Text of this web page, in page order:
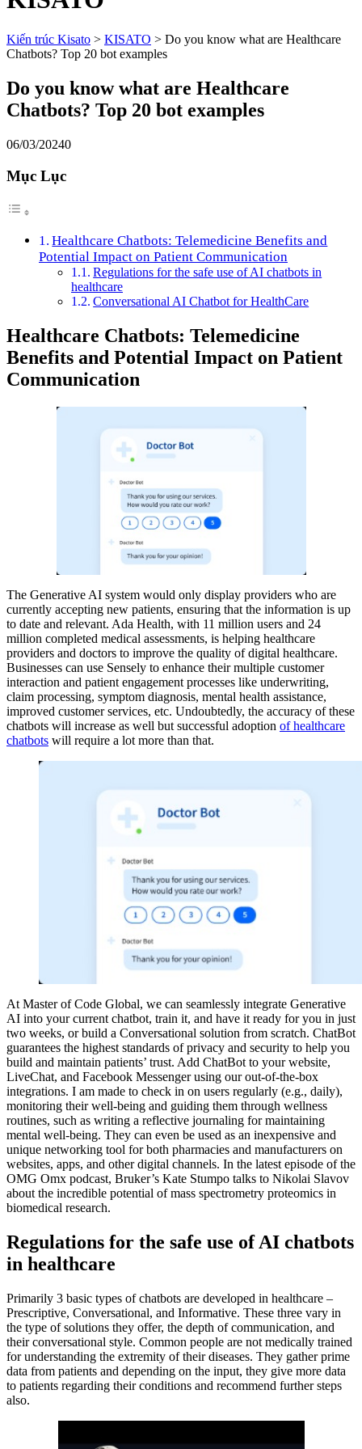
Kiến trúc Kisato > KISATO > Do you know what are Healthcare
Chatbots? Top 20 bot examples
Do you know what are Healthcare
Chatbots? Top 20 bot examples
06/03/20240
Mục Lục
Healthcare Chatbots: Telemedicine Benefits and
Potential Impact on Patient Communication
Regulations for the safe use of AI chatbots in
healthcare
Conversational AI Chatbot for HealthCare
Healthcare Chatbots: Telemedicine
Benefits and Potential Impact on Patient
Communication
The Generative AI system would only display providers who are
currently accepting new patients, ensuring that the information is up
to date and relevant. Ada Health, with 11 million users and 24
million completed medical assessments, is helping healthcare
providers and doctors to improve the quality of digital healthcare.
Businesses can use Sensely to enhance their multiple customer
interaction and patient engagement processes like underwriting,
claim processing, symptom diagnosis, mental health assistance,
improved customer services, etc. Undoubtedly, the accuracy of these
chatbots will increase as well but successful adoption of healthcare
chatbots will require a lot more than that.
At Master of Code Global, we can seamlessly integrate Generative
AI into your current chatbot, train it, and have it ready for you in just
two weeks, or build a Conversational solution from scratch. ChatBot
guarantees the highest standards of privacy and security to help you
build and maintain patients’ trust. Add ChatBot to your website,
LiveChat, and Facebook Messenger using our out-of-the-box
integrations. I am made to check in on users regularly (e.g., daily),
monitoring their well-being and guiding them through wellness
routines, such as writing a reflective journaling for maintaining
mental well-being. They can even be used as an inexpensive and
unique networking tool for both pharmacies and manufacturers on
websites, apps, and other digital channels. In the latest episode of the
OMG Omx podcast, Bruker’s Kate Stumpo talks to Nikolai Slavov
about the incredible potential of mass spectrometry proteomics in
biomedical research.
Regulations for the safe use of AI chatbots
in healthcare
Primarily 3 basic types of chatbots are developed in healthcare –
Prescriptive, Conversational, and Informative. These three vary in
the type of solutions they offer, the depth of communication, and
their conversational style. Common people are not medically trained
for understanding the extremity of their diseases. They gather prime
data from patients and depending on the input, they give more data
to patients regarding their conditions and recommend further steps
also.